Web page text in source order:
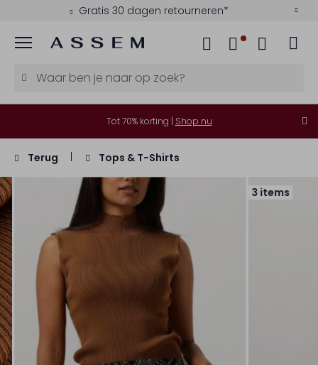
Gratis 30 dagen retourneren*
Menu
Tot 70% korting | Shop nu
Terug Tops & T-Shirts
3 items